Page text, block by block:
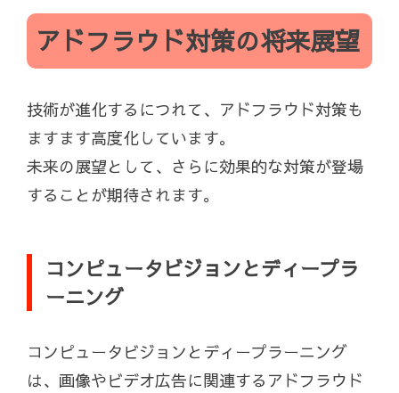
アドフラウド対策の将来展望
技術が進化するにつれて、アドフラウド対策も
ますます高度化しています。
未来の展望として、さらに効果的な対策が登場
することが期待されます。
コンピュータビジョンとディープラ
ーニング
コンピュータビジョンとディープラーニング
は、画像やビデオ広告に関連するアドフラウド